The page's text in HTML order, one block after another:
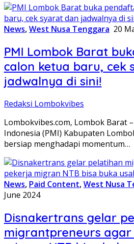
News,West Nusa Tenggara 20
PMI Lombok Barat
calon ketua baru, cek
jadwalnya di sini!
Redaksi Lombokvibes
Lombokvibes.com, Lombok Barat
Indonesia (PMI) Kabupaten
bersiap menghadapi momentum…
News, Paid Content,West Nusa
June 2024
Disnakertrans gelar
migrantpreneurs